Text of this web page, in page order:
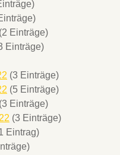
(2 Einträge)
Einträge)
(3 Einträge)
(5 Einträge)
(3 Einträge)
(3 Einträge)
Eintrag)